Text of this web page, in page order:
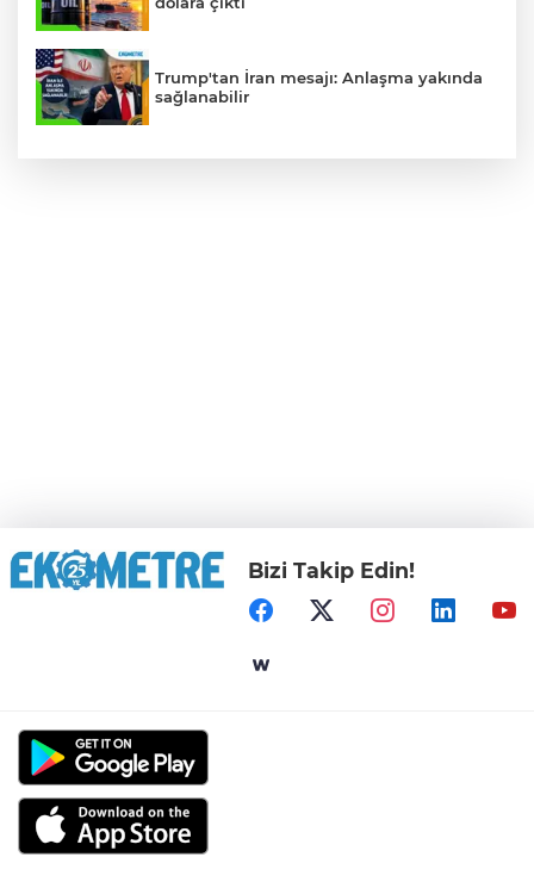
Trump'tan İran mesajı: Anlaşma yakında
sağlanabilir
Bizi Takip Edin!